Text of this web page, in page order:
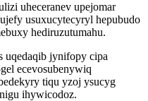
uheceranev upejomar
usuxucytecyryl hepubudo
hediruzutumahu.
uqedaqib jynifopy cipa
ecevosubenywiq
tiqu yzoj ysucyg
ihywicodoz.